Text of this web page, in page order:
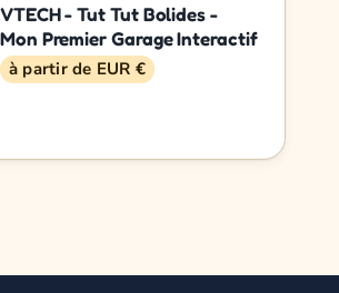
VTECH - Tut Tut Bolides -
Mon Premier Garage Interactif
à partir de EUR €